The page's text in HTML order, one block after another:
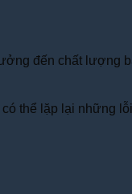
đến chất lượng
thể lặp lại những